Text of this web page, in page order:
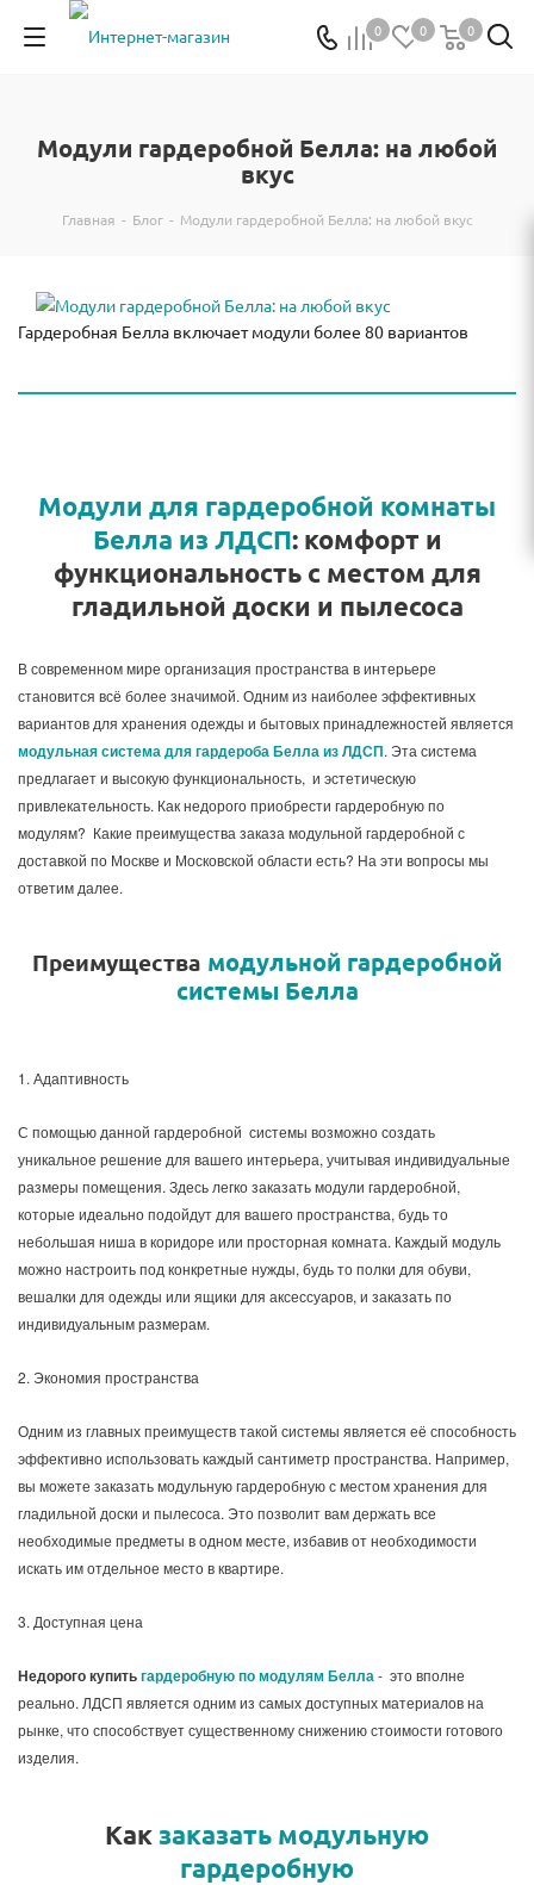
0 0 0
Модули гардеробной Белла: на любой
вкус
Главная - Блог - Модули гардеробной Белла: на любой вкус
Гардеробная Белла включает модули более 80 вариантов
Модули для гардеробной комнаты
Белла из ЛДСП: комфорт и
функциональность с местом для
гладильной доски и пылесоса
В современном мире организация пространства в интерьере
становится всё более значимой. Одним из наиболее эффективных
вариантов для хранения одежды и бытовых принадлежностей является
модульная система для гардероба Белла из ЛДСП. Эта система
предлагает и высокую функциональность, и эстетическую
привлекательность. Как недорого приобрести гардеробную по
модулям? Какие преимущества заказа модульной гардеробной с
доставкой по Москве и Московской области есть? На эти вопросы мы
ответим далее.
Преимущества модульной гардеробной
системы Белла
1. Адаптивность
С помощью данной гардеробной системы возможно создать
уникальное решение для вашего интерьера, учитывая индивидуальные
размеры помещения. Здесь легко заказать модули гардеробной,
которые идеально подойдут для вашего пространства, будь то
небольшая ниша в коридоре или просторная комната. Каждый модуль
можно настроить под конкретные нужды, будь то полки для обуви,
вешалки для одежды или ящики для аксессуаров, и заказать по
индивидуальным размерам.
2. Экономия пространства
Одним из главных преимуществ такой системы является её способность
эффективно использовать каждый сантиметр пространства. Например,
вы можете заказать модульную гардеробную с местом хранения для
гладильной доски и пылесоса. Это позволит вам держать все
необходимые предметы в одном месте, избавив от необходимости
искать им отдельное место в квартире.
3. Доступная цена
Недорого купитьгардеробную по модулям Белла- это вполне
реально. ЛДСП является одним из самых доступных материалов на
рынке, что способствует существенному снижению стоимости готового
изделия.
Какзаказать модульную
гардеробную